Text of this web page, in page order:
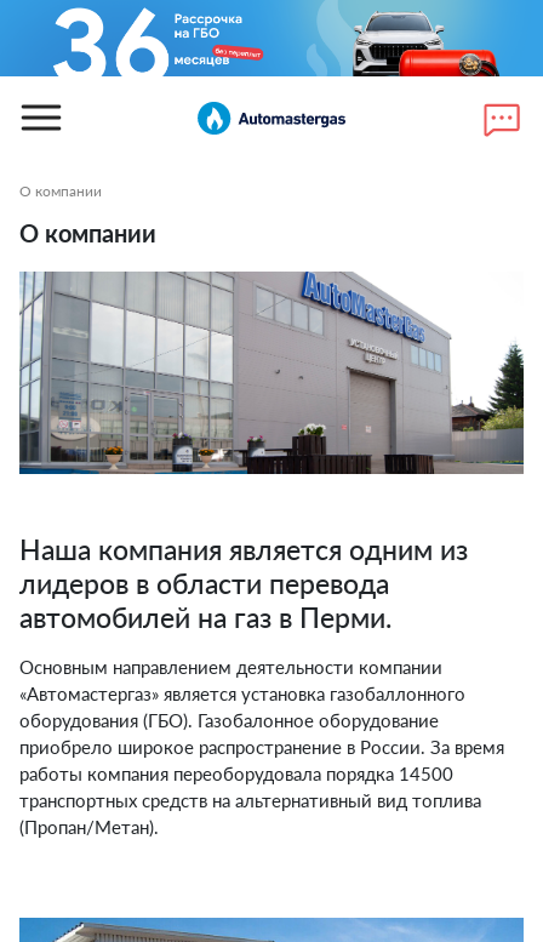
О компании
О компании
Наша компания является одним из
лидеров в области перевода
автомобилей на газ в Перми.
Основным направлением деятельности компании
«Автомастергаз» является установка газобаллонного
оборудования (ГБО). Газобалонное оборудование
приобрело широкое распространение в России. За время
работы компания переоборудовала порядка 14500
транспортных средств на альтернативный вид топлива
(Пропан/Метан).